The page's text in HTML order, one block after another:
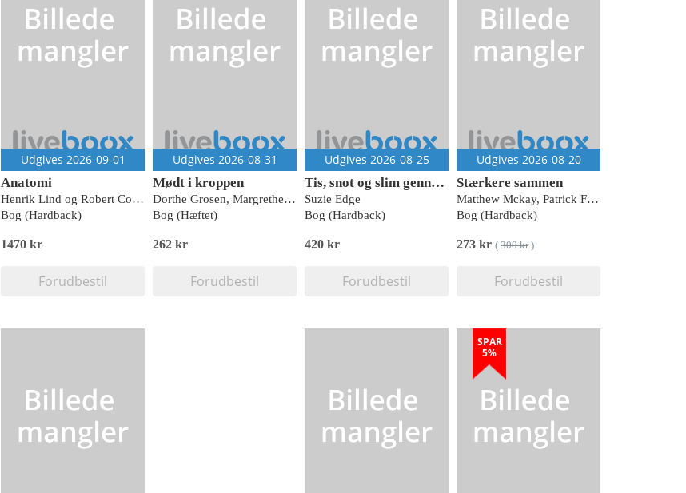
Udgives 2026-09-01
Anatomi
Henrik Lind og Robert Coumine Riis
Bog (Hardback)
1470 kr
Forudbestil
Udgives 2026-08-31
Mødt i kroppen
Dorthe Grosen, Margrethe Møller, Aksel M. Grosen
Bog (Hæftet)
262 kr
Forudbestil
Udgives 2026-08-25
Tis, snot og slim gennem tiderne
Suzie Edge
Bog (Hardback)
420 kr
Forudbestil
Udgives 2026-08-20
Stærkere sammen
Matthew Mckay, Patrick Fanning og Kim Paleg
Bog (Hardback)
273 kr ( 300 kr)
Forudbestil
SPAR
5%